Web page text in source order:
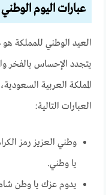
عبارات اليوم
العيد الوطني
يتجدد الإحساس بالفخر
المملكة العربية
العبارات التالية:
وطني العزيز رمز
يا وطني.
يدوم عزك يا وطن